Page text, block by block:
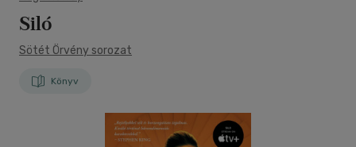
Siló
Sötét Örvény sorozat
Könyv